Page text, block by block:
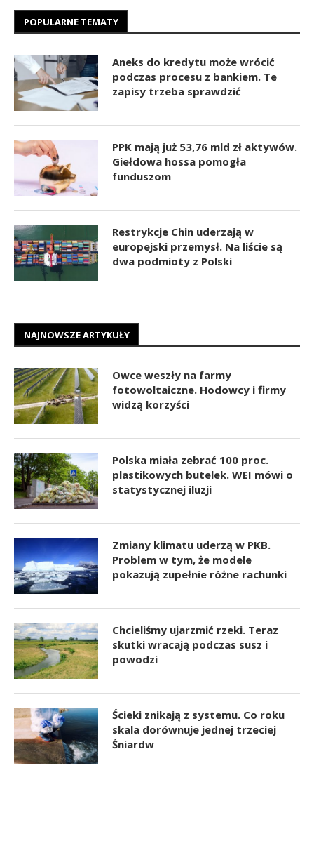
POPULARNE TEMATY
Aneks do kredytu może wrócić
podczas procesu z bankiem. Te
zapisy trzeba sprawdzić
PPK mają już 53,76 mld zł aktywów.
Giełdowa hossa pomogła
funduszom
Restrykcje Chin uderzają w
europejski przemysł. Na liście są
dwa podmioty z Polski
NAJNOWSZE ARTYKUŁY
Owce weszły na farmy
fotowoltaiczne. Hodowcy i firmy
widzą korzyści
Polska miała zebrać 100 proc.
plastikowych butelek. WEI mówi o
statystycznej iluzji
Zmiany klimatu uderzą w PKB.
Problem w tym, że modele
pokazują zupełnie różne rachunki
Chcieliśmy ujarzmić rzeki. Teraz
skutki wracają podczas susz i
powodzi
Ścieki znikają z systemu. Co roku
skala dorównuje jednej trzeciej
Śniardw